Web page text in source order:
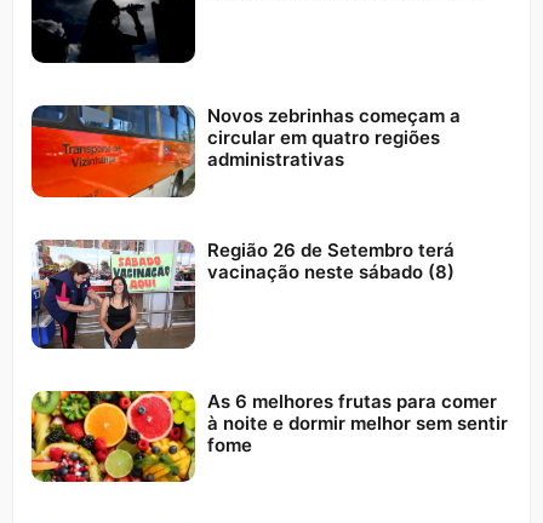
Novos zebrinhas começam a
circular em quatro regiões
administrativas
Região 26 de Setembro terá
vacinação neste sábado (8)
As 6 melhores frutas para comer
à noite e dormir melhor sem sentir
fome